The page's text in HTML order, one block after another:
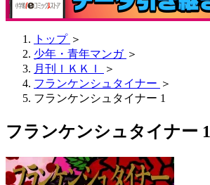
トップ ＞
少年・青年マンガ ＞
月刊ＩＫＫＩ
＞
フランケンシュタイナー ＞
フランケンシュタイナー 1
フランケンシュタイナー 1